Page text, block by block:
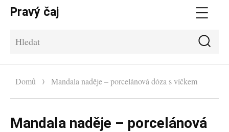
Pravý čaj
Hledat:
Domů Mandala naděje – porcelánová dóza s víčkem
Mandala naděje – porcelánová